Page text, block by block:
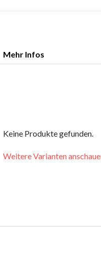
Mehr Infos
Keine Produkte gefunden.
Weitere Varianten